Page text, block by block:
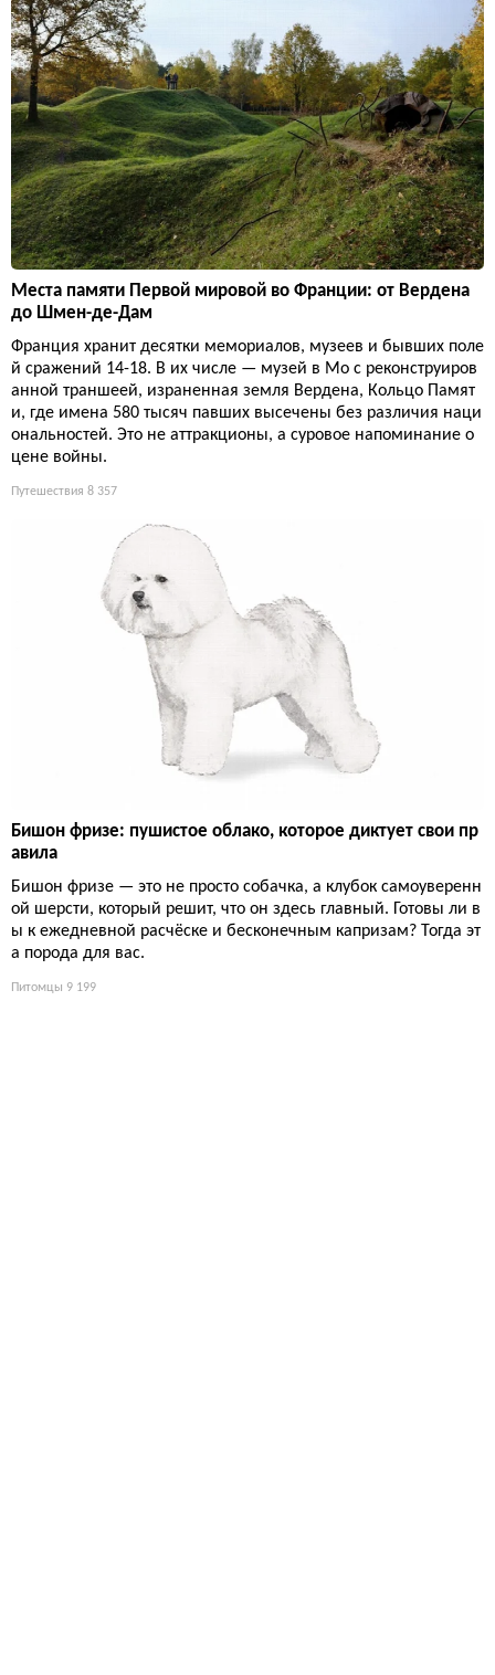
Места памяти Первой мировой во Франции: от Вердена
до Шмен-де-Дам
Франция хранит десятки мемориалов, музеев и бывших поле
й сражений 14-18. В их числе — музей в Мо с реконструиров
анной траншеей, израненная земля Вердена, Кольцо Памят
и, где имена 580 тысяч павших высечены без различия наци
ональностей. Это не аттракционы, а суровое напоминание о
цене войны.
Путешествия 8 357
Бишон фризе: пушистое облако, которое диктует свои пр
авила
Бишон фризе — это не просто собачка, а клубок самоуверенн
ой шерсти, который решит, что он здесь главный. Готовы ли в
ы к ежедневной расчёске и бесконечным капризам? Тогда эт
а порода для вас.
Питомцы 9 199